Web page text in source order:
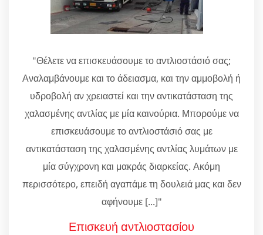
"Θέλετε να επισκευάσουμε το αντλιοστάσιό σας;
Αναλαμβάνουμε και το άδειασμα, και την αμμοβολή ή
υδροβολή αν χρειαστεί και την αντικατάσταση της
χαλασμένης αντλίας με μία καινούρια. Μπορούμε να
επισκευάσουμε το αντλιοστάσιό σας με
αντικατάσταση της χαλασμένης αντλίας λυμάτων με
μία σύγχρονη και μακράς διαρκείας. Ακόμη
περισσότερο, επειδή αγαπάμε τη δουλειά μας και δεν
αφήνουμε [...]"
Επισκευή αντλιοστασίου